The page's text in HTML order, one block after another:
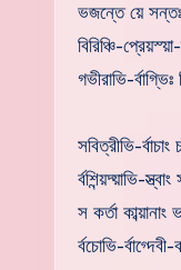
ভজন্তে য়ে সন্তঃ
বিরিঞ্চি-
গভীরাভি-
সবিত্রীভি-
র্বশিন্য়দ্য়াভি-
স কর্তা
র্বচোভি-